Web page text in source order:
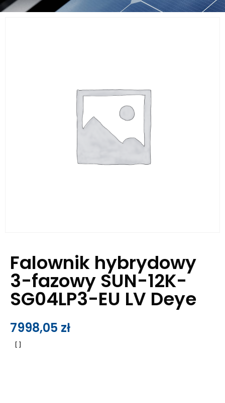
Falownik hybrydowy
3-fazowy SUN-12K-
SG04LP3-EU LV Deye
7998,05 zł